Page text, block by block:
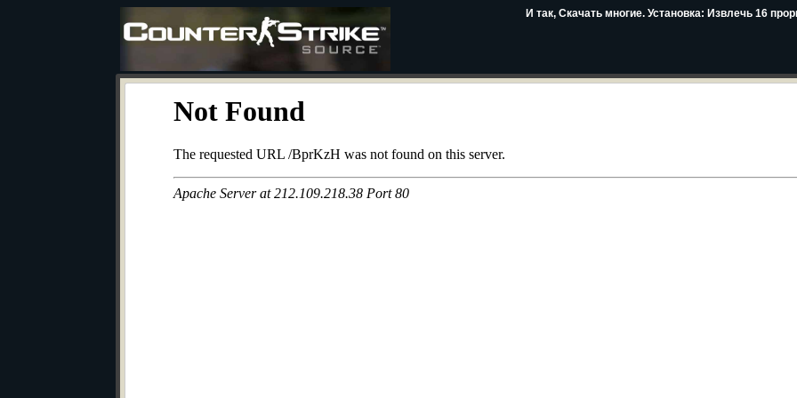
И так, Скачать многие. Установка: Извлечь 16